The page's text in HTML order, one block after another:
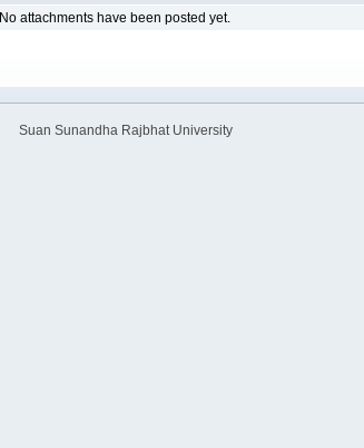
No attachments have been posted yet.
Suan Sunandha Rajbhat University